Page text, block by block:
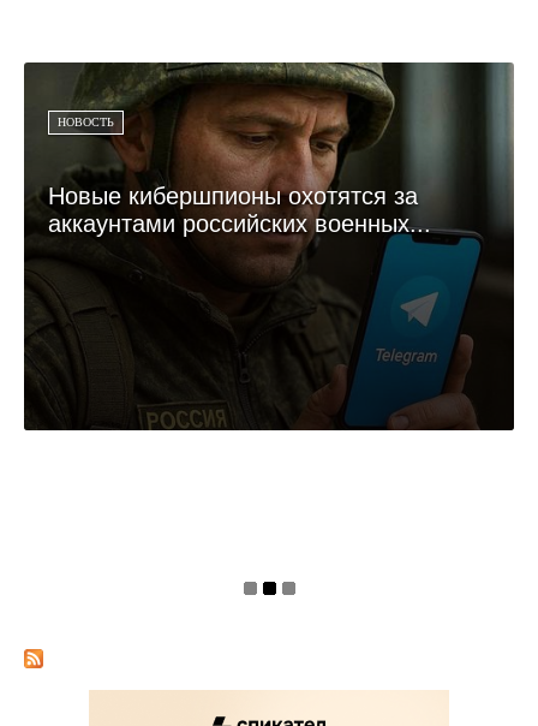
В «Лаборатории Касперского» рекомендуют устанавливать
приложения только из доверенных источников. Если нужной
программы нет в официальном магазине, безопасный
способ загрузки лучше искать на сайте разработчика.
Бесплатные функции из случайного телеграм-канала могут
обойтись дороже платной подписки.
Самые свежие новости ИТ и ИБ. Обзоры,
аналитика, анонсы главных ивентов
Подписывайтесь на телеграм-канал!
Новые кибершпионы охотятся за